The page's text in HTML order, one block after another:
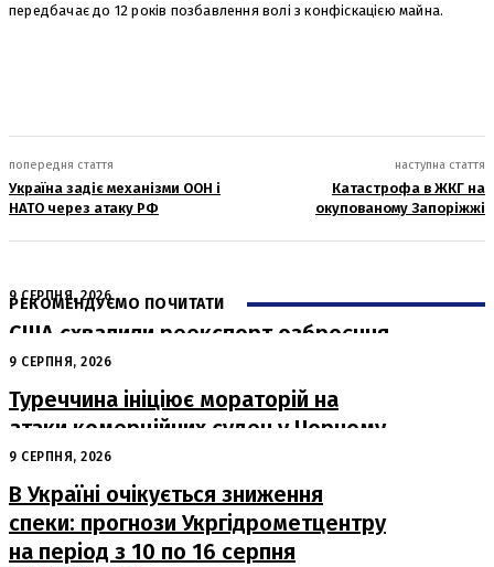
передбачає до 12 років позбавлення волі з конфіскацією майна.
попередня стаття
Україна задіє механізми ООН і
НАТО через атаку РФ
наступна стаття
Катастрофа в ЖКГ на
окупованому Запоріжжі
РЕКОМЕНДУЄМО ПОЧИТАТИ
9 СЕРПНЯ, 2026
США схвалили реекспорт озброєння
з Туреччини для України
9 СЕРПНЯ, 2026
Туреччина ініціює мораторій на
атаки комерційних суден у Чорному
морі
9 СЕРПНЯ, 2026
В Україні очікується зниження
спеки: прогнози Укргідрометцентру
на період з 10 по 16 серпня